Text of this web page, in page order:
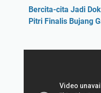
Bercita-cita Jadi
Pitri Finalis Bujang